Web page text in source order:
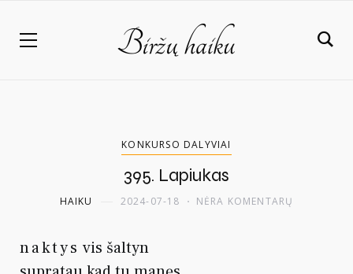
KONKURSO DALYVIAI
395. Lapiukas
HAIKU 2024-07-18 NĖRA KOMENTARŲ
naktys vis šaltyn